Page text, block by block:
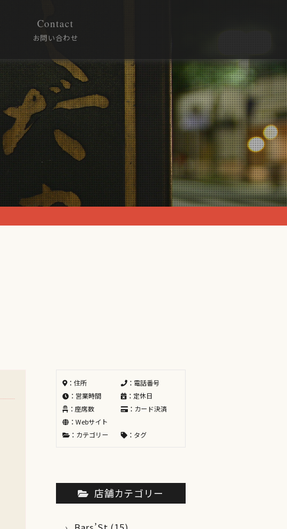
Contact
お問い合わせ
：住所
：電話番号
：営業時間
：定休日
：座席数
：カード決済
：Webサイト
：カテゴリー
：タグ
店舗カテゴリー